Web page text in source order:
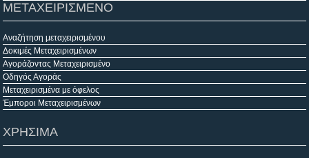
ΜΕΤΑΧΕΙΡΙΣΜΕΝΟ
Αναζήτηση μεταχειρισμένου
Δοκιμές Μεταχειρισμένων
Αγοράζοντας Μεταχειρισμένο
Οδηγός Αγοράς
Μεταχειρισμένα με όφελος
Έμποροι Μεταχειρισμένων
ΧΡΗΣΙΜΑ